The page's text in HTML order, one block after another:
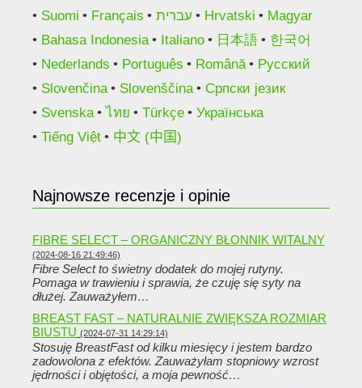
Suomi
Français עברית Hrvatski
Magyar
Bahasa Indonesia
Italiano 日本語
한국어
Nederlands
Português Română
Русский
Slovenčina
Slovenščina
Српски језик
Svenska
ไทย Türkçe
Українська
Tiếng Việt
中文 (中国)
Najnowsze recenzje i opinie
FIBRE SELECT – ORGANICZNY BŁONNIK WITALNY
(2024-08-16 21:49:46)
Fibre Select to świetny dodatek do mojej rutyny.
Pomaga w trawieniu i sprawia, że ​​czuję się syty na
dłużej. Zauważyłem…
BREAST FAST – NATURALNIE ZWIĘKSZA ROZMIAR
BIUSTU (2024-07-31 14:29:14)
Stosuję BreastFast od kilku miesięcy i jestem bardzo
zadowolona z efektów. Zauważyłam stopniowy wzrost
jędrności i objętości, a moja pewność…